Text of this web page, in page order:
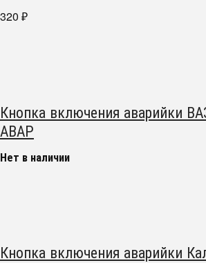
320 ₽
Кнопка включения аварийки
АВАР
Нет в наличии
Кнопка включения аварийки